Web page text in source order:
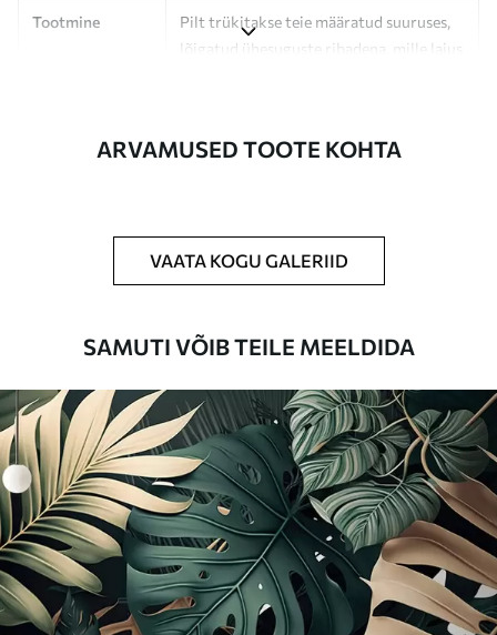
Tootmine
Pilt trükitakse teie määratud suuruses,
lõigatud ühesuguste ribadena, mille laius
Saadaolevad materjalid
Standard
44 .9826.99€ /m²
Premium
56.6734.00 €/m²
Premium vinüül
65.0039.00€/m²
ARVAMUSED TOOTE KOHTA
VAATA KOGU GALERIID
SAMUTI VÕIB TEILE MEELDIDA